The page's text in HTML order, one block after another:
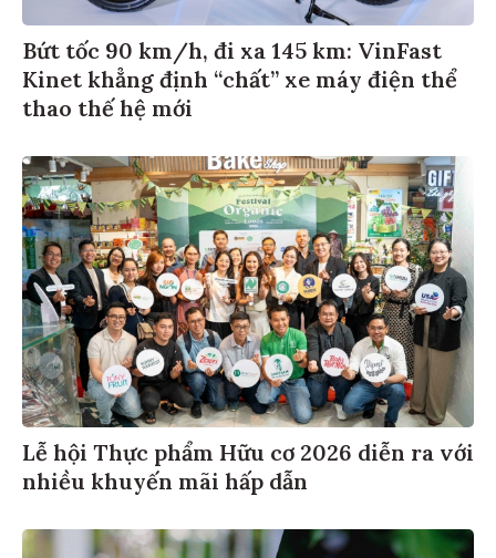
Bứt tốc 90 km/h, đi xa 145 km: VinFast
Kinet khẳng định “chất” xe máy điện thể
thao thế hệ mới
Lễ hội Thực phẩm Hữu cơ 2026 diễn ra với
nhiều khuyến mãi hấp dẫn